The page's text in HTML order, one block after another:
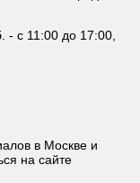
- с 11:00 до 17:00,
в Москве и
на сайте